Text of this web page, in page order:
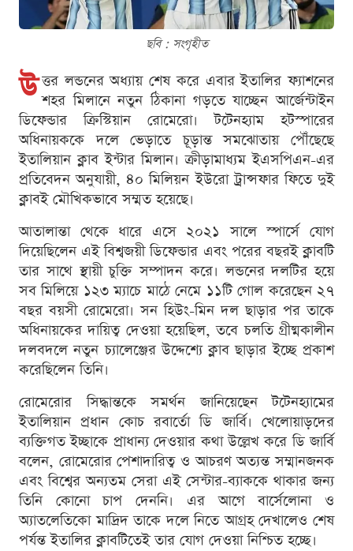
ছবি : সংগৃহীত
উ ত্তর লন্ডনের অধ্যায় শেষ করে এবার ইতালির ফ্যাশনের
শহর মিলানে নতুন ঠিকানা গড়তে যাচ্ছেন আর্জেন্টাইন
ডিফেন্ডার ক্রিস্টিয়ান রোমেরো। টটেনহ্যাম হটস্পারের
অধিনায়ককে দলে ভেড়াতে চূড়ান্ত সমঝোতায় পৌঁছেছে
ইতালিয়ান ক্লাব ইন্টার মিলান। ক্রীড়ামাধ্যম ইএসপিএন-এর
প্রতিবেদন অনুযায়ী, ৪০ মিলিয়ন ইউরো ট্রান্সফার ফিতে দুই
ক্লাবই মৌখিকভাবে সম্মত হয়েছে।
আতালান্তা থেকে ধারে এসে ২০২১ সালে স্পার্সে যোগ
দিয়েছিলেন এই বিশ্বজয়ী ডিফেন্ডার এবং পরের বছরই ক্লাবটি
তার সাথে স্থায়ী চুক্তি সম্পাদন করে। লন্ডনের দলটির হয়ে
সব মিলিয়ে ১২৩ ম্যাচে মাঠে নেমে ১১টি গোল করেছেন ২৭
বছর বয়সী রোমেরো। সন হিউং-মিন দল ছাড়ার পর তাকে
অধিনায়কের দায়িত্ব দেওয়া হয়েছিল, তবে চলতি গ্রীষ্মকালীন
দলবদলে নতুন চ্যালেঞ্জের উদ্দেশ্যে ক্লাব ছাড়ার ইচ্ছে প্রকাশ
করেছিলেন তিনি।
রোমেরোর সিদ্ধান্তকে সমর্থন জানিয়েছেন টটেনহ্যামের
ইতালিয়ান প্রধান কোচ রবার্তো ডি জার্বি। খেলোয়াড়দের
ব্যক্তিগত ইচ্ছাকে প্রাধান্য দেওয়ার কথা উল্লেখ করে ডি জার্বি
বলেন, রোমেরোর পেশাদারিত্ব ও আচরণ অত্যন্ত সম্মানজনক
এবং বিশ্বের অন্যতম সেরা এই সেন্টার-ব্যাককে থাকার জন্য
তিনি কোনো চাপ দেননি। এর আগে বার্সেলোনা ও
অ্যাতলেতিকো মাদ্রিদ তাকে দলে নিতে আগ্রহ দেখালেও শেষ
পর্যন্ত ইতালির ক্লাবটিতেই তার যোগ দেওয়া নিশ্চিত হচ্ছে।